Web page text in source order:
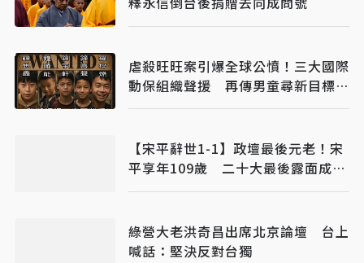
虐殺旺旺案引爆全球公憤！三大國際
動保組織聲援 再傳男童尋新目標下
手
【宋平辭世1-1】政壇最後元老！宋
平享年109歲 二十大最後露面成歷
史定格
綠營大老洪奇昌出席北京論壇 台上
喊話：堅決反對台獨